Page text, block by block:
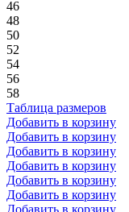
46
48
50
52
54
56
58
Таблица размеров
Добавить в корзину
Добавить в корзину
Добавить в корзину
Добавить в корзину
Добавить в корзину
Добавить в корзину
Добавить в корзину